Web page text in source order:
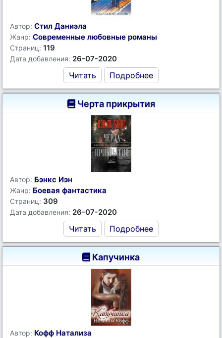
Автор: Стил Даниэла
Жанр: Современные любовные романы
Страниц: 119
Дата добавления: 26-07-2020
Читать Подробнее
Черта прикрытия
Автор: Бэнкс Иэн
Жанр: Боевая фантастика
Страниц: 309
Дата добавления: 26-07-2020
Читать Подробнее
Капучинка
Автор: Кофф Натализа